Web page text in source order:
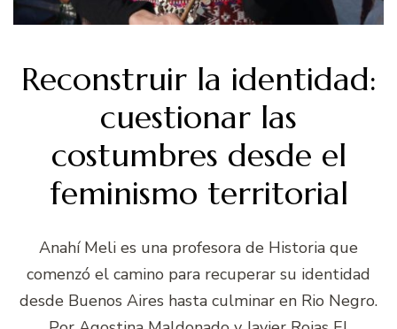
Reconstruir la identidad:
cuestionar las
costumbres desde el
feminismo territorial
Anahí Meli es una profesora de Historia que
comenzó el camino para recuperar su identidad
desde Buenos Aires hasta culminar en Rio Negro.